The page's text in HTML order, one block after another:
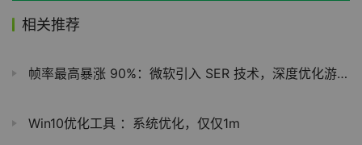
相关推荐
帧率最高暴涨 90%：微软引入 SER 技术，深度优化游戏光线追踪性能
Win10优化工具 ：系统优化，仅仅1m